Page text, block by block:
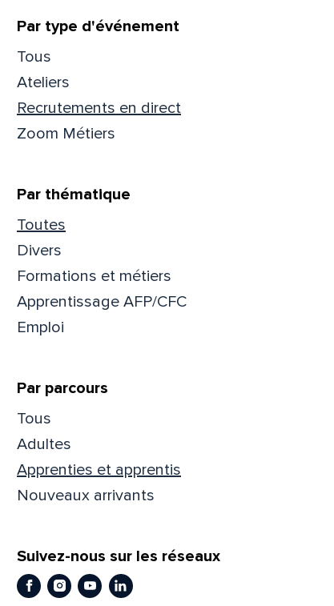
Filtrer
Par type d'événement
Tous
Ateliers
Recrutements en direct
Zoom Métiers
Par thématique
Toutes
Divers
Formations et métiers
Apprentissage AFP/CFC
Emploi
Par parcours
Tous
Adultes
Apprenties et apprentis
Nouveaux arrivants
Suivez-nous sur les réseaux
Facebook
Instagram
YoutubeLinkedIn